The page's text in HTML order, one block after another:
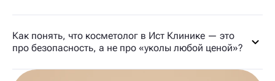
Как понять, что косметолог в Ист Клинике — это
про безопасность, а не про «уколы любой ценой»?